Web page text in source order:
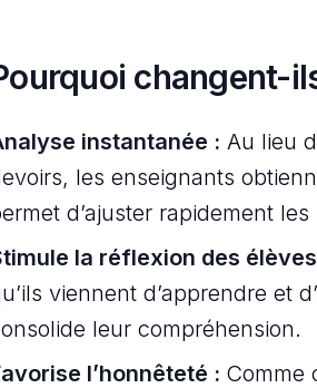
changent-
instantanée : Au lieu
les enseignants
d’ajuster rapidement
la réflexion des
viennent d’apprendre et
leur compréhension.
l’honnêteté : Comme